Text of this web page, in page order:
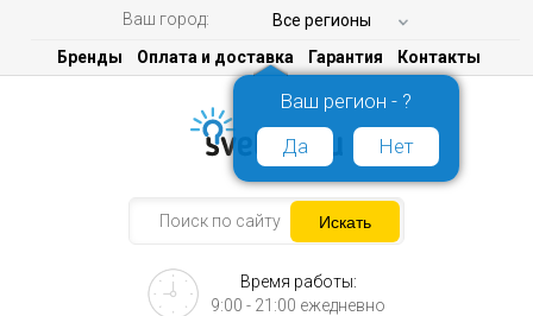
Ваш город: Все регионы
Ваш регион - ?
Да
Нет
Бренды Оплата и доставка Гарантия Контакты
Время работы:
9:00 - 21:00 ежедневно